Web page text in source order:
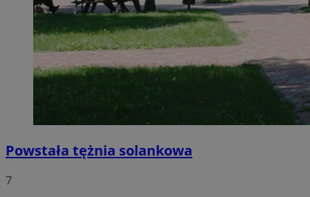
Powstała tężnia solankowa
7